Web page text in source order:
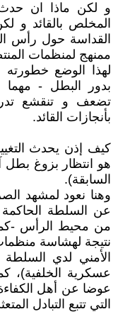
و لكن ماذا ان حدث
المخلص بالقائد و
القداسة حول رأس
ممنهج لمنظمات
لهذا الوضع
بدور البطل -
تضعف و تنقشع
بأنجازات القائد.
كيف إذن يحدث
هو انتظار بزوغ
السابقة).
وهنا نعود لمشهد
عن السلطة
من محيط الرأس -
نتيجة لهشاسة
الأمني لدي
عسكرية الخلفية)،
عوضا عن أهل
التي تتبع التبادل